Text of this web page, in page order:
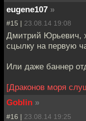
eugene107 »
#15 | 23.08.14 19:08
Дмитрий Юрьевич,
сцылку на первую
Или даже баннер
[Драконов моря
Goblin »
#16 | 23.08.14 19:25